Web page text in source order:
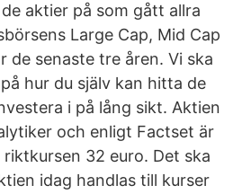
aktier på som gått allra
Large Cap, Mid Cap
de senaste tre åren. Vi ska
hur du själv kan hitta de
i på lång sikt. Aktien
och enligt Factset är
32 euro. Det ska
idag handlas till kurser